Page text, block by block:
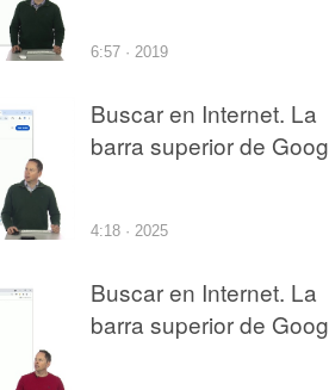
6:57 · 2019
Buscar en Internet. La
barra superior de
4:18 · 2025
Buscar en Internet. La
barra superior de